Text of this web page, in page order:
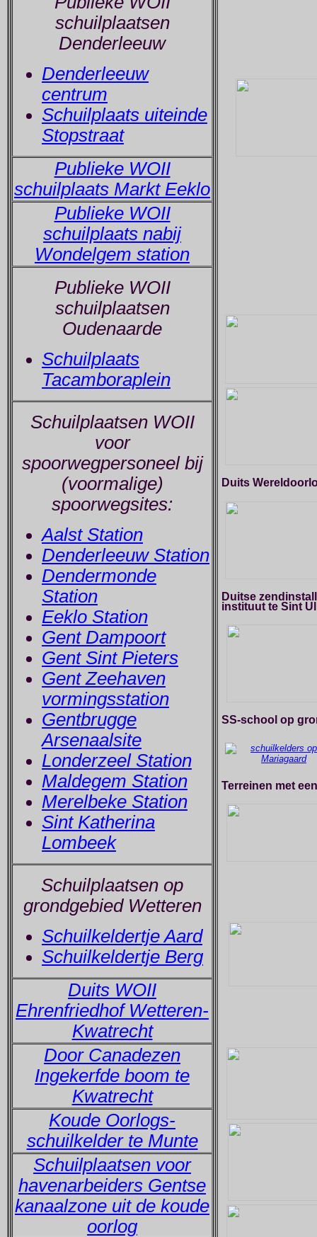
schuilplaatsen
Denderleeuw
Denderleeuw
centrum
Schuilplaats uiteinde
Stopstraat
Publieke WOII
schuilplaats Markt Eeklo
Publieke WOII
schuilplaats nabij
Wondelgem station
Publieke WOII
schuilplaatsen
Oudenaarde
Schuilplaats
Tacamboraplein
Schuilplaatsen WOII
voor
spoorwegpersoneel bij
(voormalige)
spoorwegsites:
Aalst Station
Denderleeuw Station
Dendermonde
Station
Eeklo Station
Gent Dampoort
Gent Sint Pieters
Gent Zeehaven
vormingsstation
Gentbrugge
Arsenaalsite
Londerzeel Station
Maldegem Station
Merelbeke Station
Sint Katherina
Lombeek
Schuilplaatsen op
grondgebied Wetteren
Schuilkeldertje Aard
Schuilkeldertje Berg
Duits WOII
Ehrenfriedhof Wetteren-
Kwatrecht
Door Canadezen
Ingekerfde boom te
Kwatrecht
Koude Oorlogs-
schuilkelder te Munte
Schuilplaatsen voor
havenarbeiders Gentse
kanaalzone uit de koude
oorlog
Duits
Duitse
instituut te Sint
SS-school op
Terreinen met